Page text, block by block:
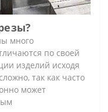
много
по своей
изделий исходя
так как часто
может